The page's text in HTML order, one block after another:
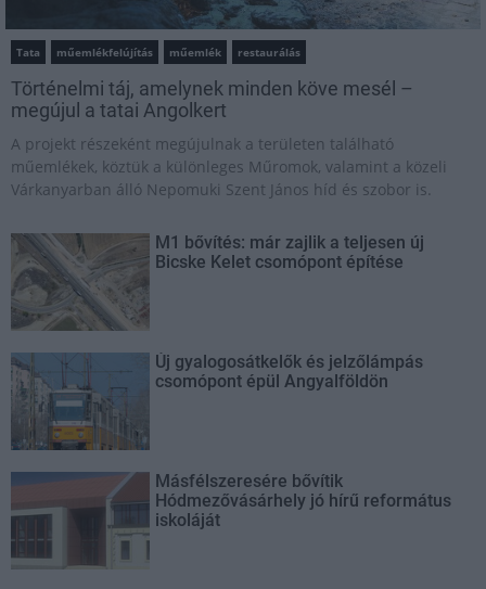
Tata műemlékfelújítás műemlék restaurálás
Történelmi táj, amelynek minden köve mesél –
megújul a tatai Angolkert
A projekt részeként megújulnak a területen található
műemlékek, köztük a különleges Műromok, valamint a közeli
Várkanyarban álló Nepomuki Szent János híd és szobor is.
M1 bővítés: már zajlik a teljesen új
Bicske Kelet csomópont építése
Új gyalogosátkelők és jelzőlámpás
csomópont épül Angyalföldön
Másfélszeresére bővítik
Hódmezővásárhely jó hírű református
iskoláját